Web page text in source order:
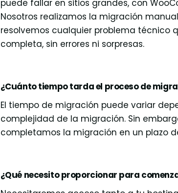
puede fallar en sitios grandes, con
Nosotros realizamos la migración
resolvemos cualquier problema técnico
completa, sin errores ni sorpresas.
¿Cuánto tiempo tarda el proceso de
El tiempo de migración puede variar
complejidad de la migración. Sin
completamos la migración en un plazo
¿Qué necesito proporcionar para